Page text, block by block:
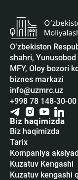
O‘zbekiston
shahri,
MFY, Oloy bozori
biznes markazi
info@uzmrc.uz
+998 78 148-30-00
Biz haqimizda
Biz haqimizda
Tarix
Kompaniya
Kuzatuv Kengashi
Kuzatuv kengashi